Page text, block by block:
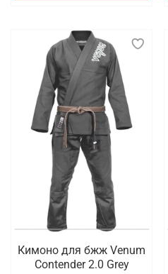
Кимоно для бжж Venum
Contender 2.0 Grey